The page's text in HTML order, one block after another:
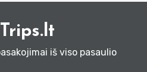
iš viso pasaulio